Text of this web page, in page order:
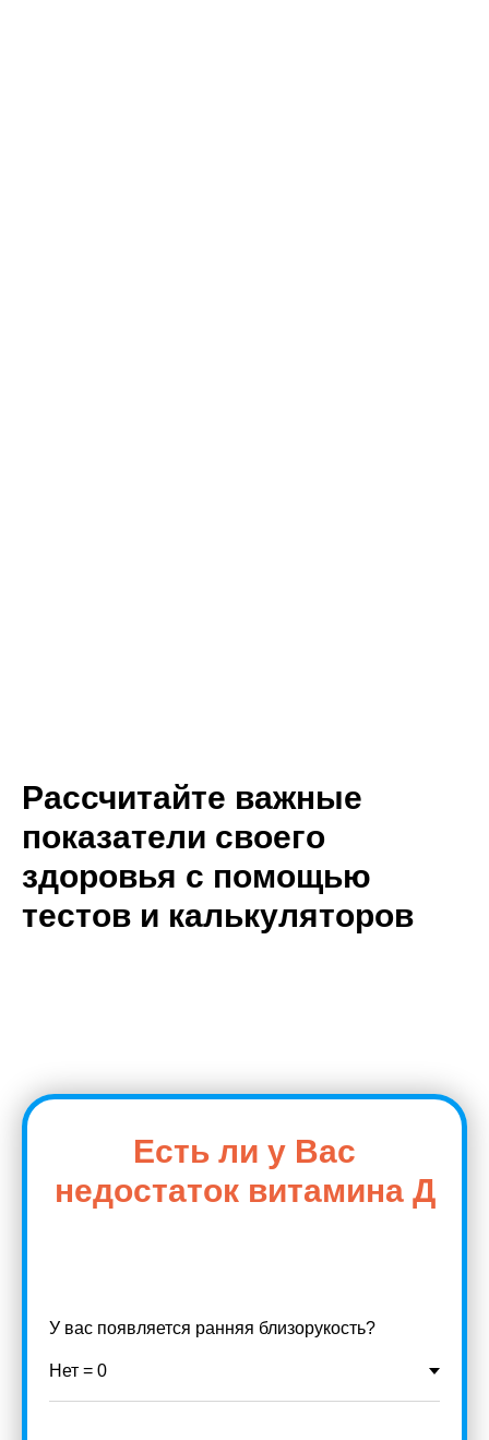
Рассчитайте важные
показатели своего
здоровья с помощью
тестов и калькуляторов
Есть ли у Вас
недостаток витамина Д
У вас появляется ранняя близорукость?